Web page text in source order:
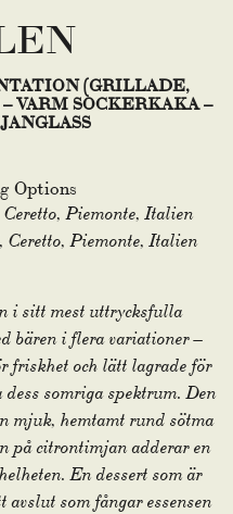
(GRILLADE,
VARM SOCKERKAKA –
Options
Ceretto, Piemonte, Italien
Ceretto, Piemonte, Italien
i sitt mest uttrycksfulla
bären i flera variationer –
friskhet och lätt lagrade för
somriga spektrum. Den
mjuk, hemtamt rund sötma
på citrontimjan adderar en
En dessert som är
avslut som fångar essensen